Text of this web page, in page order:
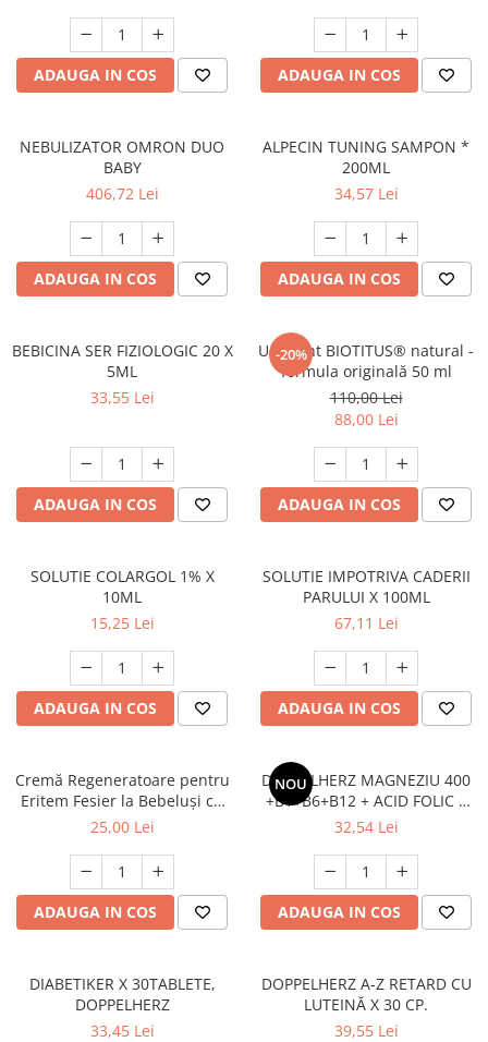
ADAUGA IN COS ADAUGA IN COS
NEBULIZATOR OMRON DUO
BABY
406,72 Lei
ADAUGA IN COS
ALPECIN TUNING SAMPON *
200ML
34,57 Lei
ADAUGA IN COS
BEBICINA SER FIZIOLOGIC 20 X
5ML
33,55 Lei
ADAUGA IN COS
-20%
Unguent BIOTITUS® natural -
formula originală 50 ml
110,00 Lei
88,00 Lei
ADAUGA IN COS
SOLUTIE COLARGOL 1% X
10ML
15,25 Lei
ADAUGA IN COS
SOLUTIE IMPOTRIVA CADERII
PARULUI X 100ML
67,11 Lei
ADAUGA IN COS
Cremă Regeneratoare pentru
Eritem Fesier la Bebeluși cu
Balsam de Peru – 50 g
25,00 Lei
ADAUGA IN COS
NOU
DOPPELHERZ MAGNEZIU 400
+B1+B6+B12 + ACID FOLIC X
30CPR.
32,54 Lei
ADAUGA IN COS
DIABETIKER X 30TABLETE,
DOPPELHERZ
33,45 Lei
DOPPELHERZ A-Z RETARD CU
LUTEINĂ X 30 CP.
39,55 Lei